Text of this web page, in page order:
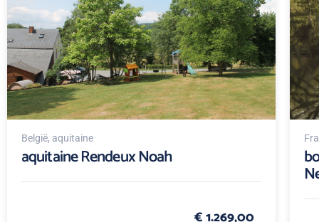
België, aquitaine
aquitaine Rendeux Noah